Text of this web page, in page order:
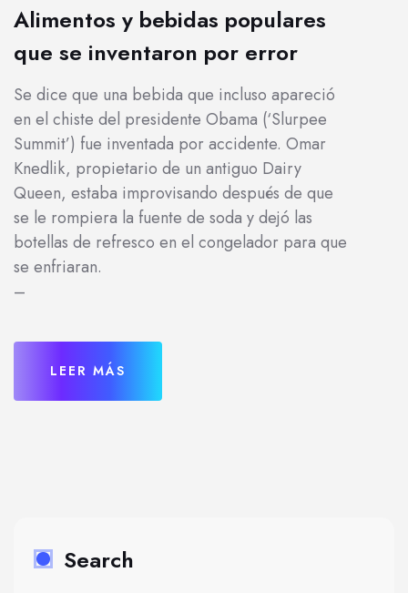
Alimentos y bebidas populares
que se inventaron por error
Se dice que una bebida que incluso apareció
en el chiste del presidente Obama (‘Slurpee
Summit’) fue inventada por accidente. Omar
Knedlik, propietario de un antiguo Dairy
Queen, estaba improvisando después de que
se le rompiera la fuente de soda y dejó las
botellas de refresco en el congelador para que
se enfriaran.
–
LEER MÁS
Search